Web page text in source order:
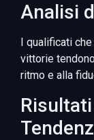
Analisi
I qualificati
vittorie
ritmo e alla